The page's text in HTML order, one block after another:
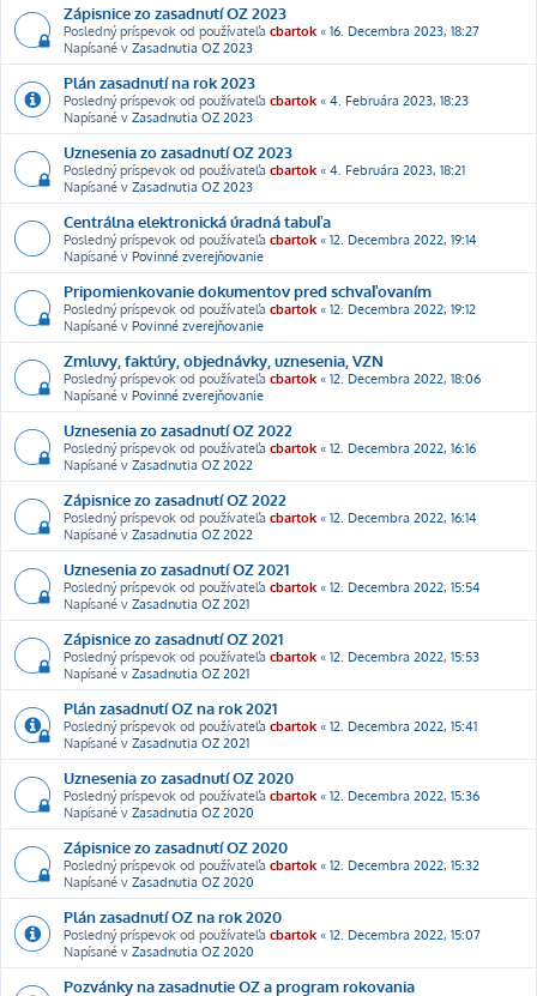
Zápisnice zo zasadnutí OZ 2023
Posledný príspevok od používateľa cbartok « 16. Decembra 2023, 18:27
Napísané v Zasadnutia OZ 2023
Plán zasadnutí na rok 2023
Posledný príspevok od používateľa cbartok « 4. Februára 2023, 18:23
Napísané v Zasadnutia OZ 2023
Uznesenia zo zasadnutí OZ 2023
Posledný príspevok od používateľa cbartok « 4. Februára 2023, 18:21
Napísané v Zasadnutia OZ 2023
Centrálna elektronická úradná tabuľa
Posledný príspevok od používateľa cbartok « 12. Decembra 2022, 19:14
Napísané v Povinné zverejňovanie
Pripomienkovanie dokumentov pred schvaľovaním
Posledný príspevok od používateľa cbartok « 12. Decembra 2022, 19:12
Napísané v Povinné zverejňovanie
Zmluvy, faktúry, objednávky, uznesenia, VZN
Posledný príspevok od používateľa cbartok « 12. Decembra 2022, 18:06
Napísané v Povinné zverejňovanie
Uznesenia zo zasadnutí OZ 2022
Posledný príspevok od používateľa cbartok « 12. Decembra 2022, 16:16
Napísané v Zasadnutia OZ 2022
Zápisnice zo zasadnutí OZ 2022
Posledný príspevok od používateľa cbartok « 12. Decembra 2022, 16:14
Napísané v Zasadnutia OZ 2022
Uznesenia zo zasadnutí OZ 2021
Posledný príspevok od používateľa cbartok « 12. Decembra 2022, 15:54
Napísané v Zasadnutia OZ 2021
Zápisnice zo zasadnutí OZ 2021
Posledný príspevok od používateľa cbartok « 12. Decembra 2022, 15:53
Napísané v Zasadnutia OZ 2021
Plán zasadnutí OZ na rok 2021
Posledný príspevok od používateľa cbartok « 12. Decembra 2022, 15:41
Napísané v Zasadnutia OZ 2021
Uznesenia zo zasadnutí OZ 2020
Posledný príspevok od používateľa cbartok « 12. Decembra 2022, 15:36
Napísané v Zasadnutia OZ 2020
Zápisnice zo zasadnutí OZ 2020
Posledný príspevok od používateľa cbartok « 12. Decembra 2022, 15:32
Napísané v Zasadnutia OZ 2020
Plán zasadnutí OZ na rok 2020
Posledný príspevok od používateľa cbartok « 12. Decembra 2022, 15:07
Napísané v Zasadnutia OZ 2020
Pozvánky na zasadnutie OZ a program rokovania